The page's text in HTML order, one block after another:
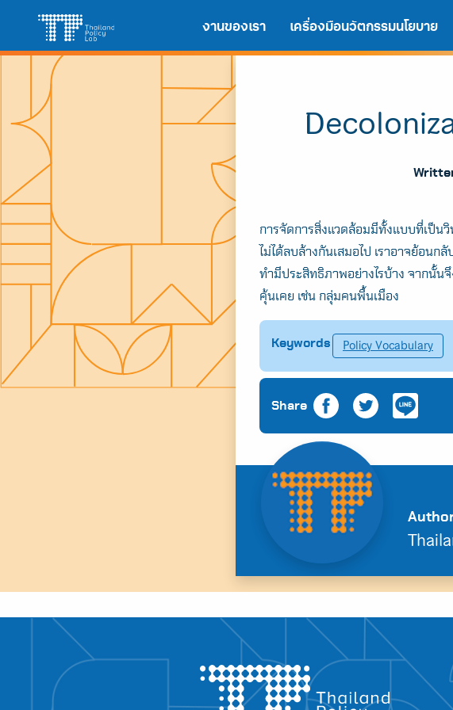
content
งานของเรา เครื่องมือนวัตกรรมนโยบาย
Search
Search
การจัดการสิ่งแวดล้อมมีทั้งแบบที่เป็
ไม่ได้ลบล้างกันเสมอไป เราอาจย้อนก
ทำมีประสิทธิภาพอย่างไรบ้าง จากนั้น
คุ้นเคย เช่น กลุ่มคนพื้นเมือง
Keywords Policy Vocabulary
Share